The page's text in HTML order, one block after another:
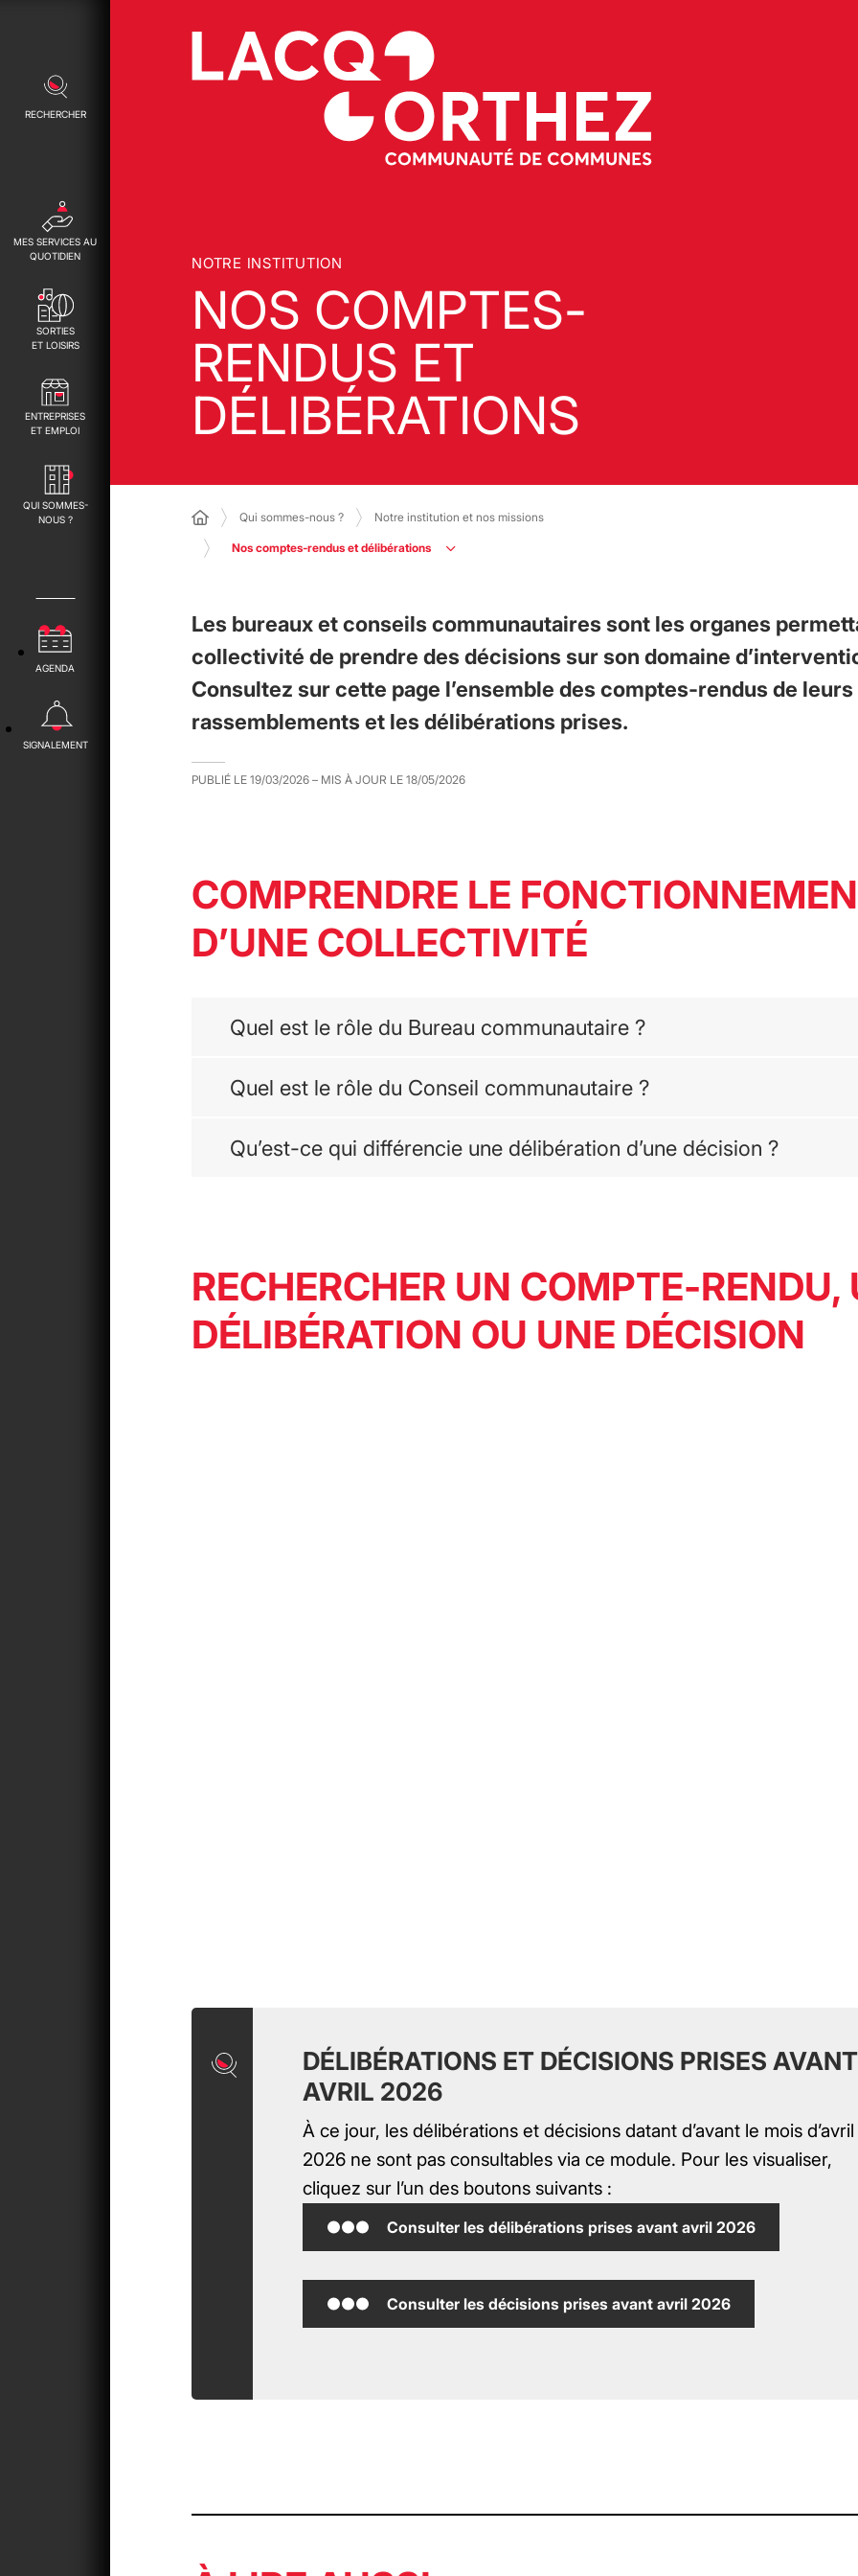
RECHERCHER
MES SERVICES AU
QUOTIDIEN
SORTIES
ET LOISIRS
ENTREPRISES
ET EMPLOI
QUI SOMMES-
NOUS ?
AGENDA
SIGNALEMENT
NOTRE INSTITUTION
NOS COMPTES-
RENDUS ET
DÉLIBÉRATIONS
Qui sommes-nous ? Notre institution et nos missions
Nos comptes-rendus et délibérations
Les bureaux et conseils communautaires sont les organes
collectivité de prendre des décisions sur son domaine
Consultez sur cette page l’ensemble des comptes-rendus de leurs
rassemblements et les délibérations prises.
PUBLIÉ LE 19/03/2026 – MIS À JOUR LE 18/05/2026
COMPRENDRE LE
D’UNE COLLECTIVITÉ
Quel est le rôle du Bureau communautaire ?
Quel est le rôle du Conseil communautaire ?
Qu’est-ce qui différencie une délibération d’une décision ?
RECHERCHER UN COMPTE-RENDU,
DÉLIBÉRATION OU UNE DÉCISION
DÉLIBÉRATIONS ET DÉCISIONS PRISES AVANT
AVRIL 2026
À ce jour, les délibérations et décisions datant d’avant le mois d’avril
2026 ne sont pas consultables via ce module. Pour les visualiser,
cliquez sur l’un des boutons suivants :
Consulter les délibérations prises avant avril 2026
Consulter les décisions prises avant avril 2026